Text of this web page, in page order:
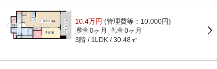
10.4万円 (管理費等：10,000円)
敷金 0ヶ月 礼金 0ヶ月
3階 1LDK 30.48㎡